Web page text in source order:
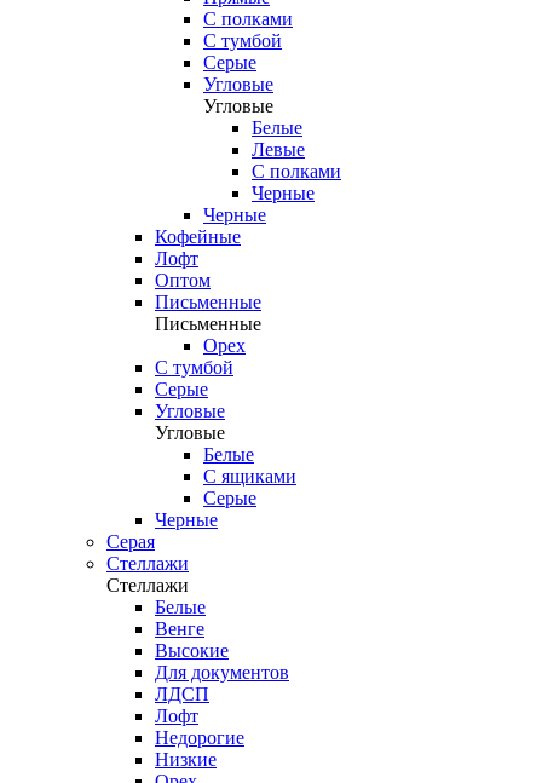
С полками
С тумбой
Серые
Угловые
Угловые
Белые
Левые
С полками
Черные
Черные
Кофейные
Лофт
Оптом
Письменные
Письменные
Орех
С тумбой
Серые
Угловые
Угловые
Белые
С ящиками
Серые
Черные
Серая
Стеллажи
Стеллажи
Белые
Венге
Высокие
Для документов
ЛДСП
Лофт
Недорогие
Низкие